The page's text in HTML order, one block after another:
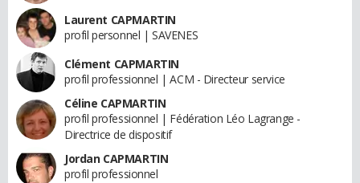
Laurent CAPMARTIN
profil personnel | SAVENES
Clément CAPMARTIN
profil professionnel | ACM - Directeur service
Céline CAPMARTIN
profil professionnel | Fédération Léo Lagrange -
Directrice de dispositif
Jordan CAPMARTIN
profil professionnel